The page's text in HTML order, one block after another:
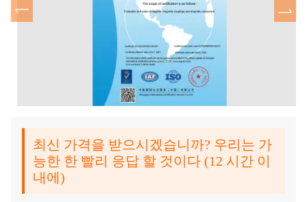
최신 가격을 받으시겠습니까? 우리는 가
능한 한 빨리 응답 할 것이다 (12 시간 이
내에)